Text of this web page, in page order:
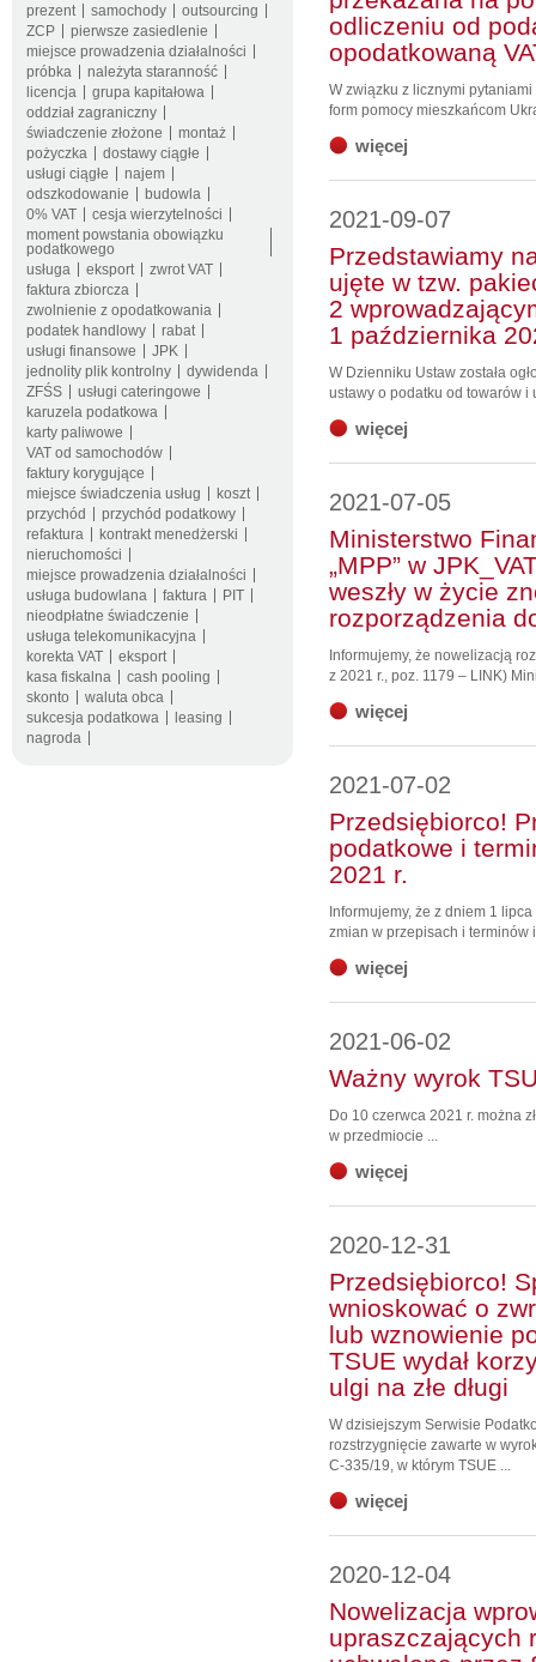
prezent
samochody
outsourcing
ZCP
pierwsze zasiedlenie
miejsce prowadzenia działalności
próbka
należyta staranność
licencja
grupa kapitałowa
oddział zagraniczny
świadczenie złożone
montaż
pożyczka
dostawy ciągłe
usługi ciągłe
najem
odszkodowanie
budowla
0% VAT
cesja wierzytelności
moment powstania obowiązku
podatkowego
usługa
eksport
zwrot VAT
faktura zbiorcza
zwolnienie z opodatkowania
podatek handlowy
rabat
usługi finansowe
JPK
jednolity plik kontrolny
dywidenda
ZFŚS
usługi cateringowe
karuzela podatkowa
karty paliwowe
VAT od samochodów
faktury korygujące
miejsce świadczenia usług
koszt
przychód
przychód podatkowy
refaktura
kontrakt menedżerski
nieruchomości
miejsce prowadzenia działalności
usługa budowlana
faktura
PIT
nieodpłatne świadczenie
usługa telekomunikacyjna
korekta VAT
eksport
kasa fiskalna
cash pooling
skonto
waluta obca
sukcesja podatkowa
leasing
nagroda
odliczeniu od
opodatkowaną
W związku z licznymi
form pomocy mieszkańcom
więcej
2021-09-07
Przedstawiamy
ujęte w tzw.
2
1 października
W Dzienniku Ustaw została
ustawy o podatku od towarów i
więcej
2021-07-05
Ministerstwo
„MPP” w
weszły w życie
rozporządzenia
Informujemy, że nowelizacją
z 2021 r., poz. 1179 – LINK)
więcej
2021-07-02
Przedsiębiorco!
podatkowe i
2021 r.
Informujemy, że z dniem 1
zmian w przepisach i terminów
więcej
2021-06-02
Ważny wyrok
Do 10 czerwca 2021 r. można
w przedmiocie ...
więcej
2020-12-31
Przedsiębiorco!
wnioskować o
lub wznowienie
TSUE wydał
ulgi na złe długi
W dzisiejszym Serwisie
rozstrzygnięcie zawarte w
C‑335/19, w którym TSUE ...
więcej
2020-12-04
Nowelizacja
upraszczających